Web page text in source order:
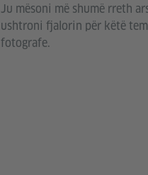
Ju mësoni më shumë rreth
ushtroni fjalorin për këtë
fotografe.